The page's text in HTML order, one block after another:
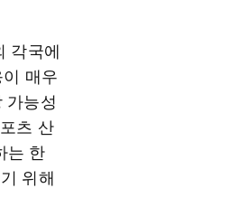
각국에
매우
가능성
츠 산
는 한
위해